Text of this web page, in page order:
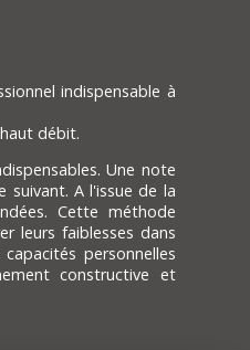
indispensable à
débit.
Une note
suivant. A l'issue de la
Cette méthode
leurs faiblesses dans
personnelles
constructive et